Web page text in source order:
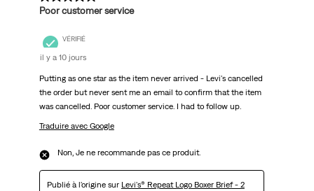
Poor customer service
VÉRIFIÉ
il y a 10 jours
Putting as one star as the item never arrived - Levi's cancelled
the order but never sent me an email to confirm that the item
was cancelled. Poor customer service. I had to follow up.
Traduire avec Google
Non, Je ne recommande pas ce produit.
Publié à l'origine sur Levi's® Repeat Logo Boxer Brief - 2